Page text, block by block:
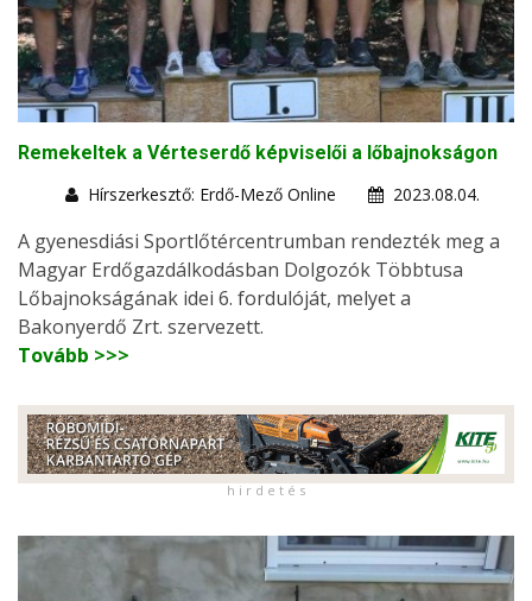
Remekeltek a Vérteserdő képviselői a lőbajnokságon
Hírszerkesztő: Erdő-Mező Online
2023.08.04.
A gyenesdiási Sportlőtércentrumban rendezték meg a
Magyar Erdőgazdálkodásban Dolgozók Többtusa
Lőbajnokságának idei 6. fordulóját, melyet a
Bakonyerdő Zrt. szervezett.
Tovább >>>
h i r d e t é s